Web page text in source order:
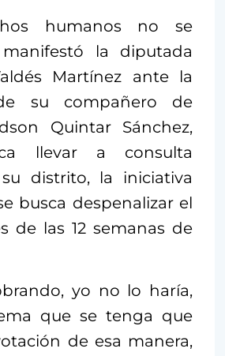
humanos no se
manifestó la diputada
Martínez ante la
su compañero de
Quintar Sánchez,
llevar a consulta
distrito, la iniciativa
busca despenalizar el
de las 12 semanas de
yo no lo haría,
que se tenga que
de esa manera,